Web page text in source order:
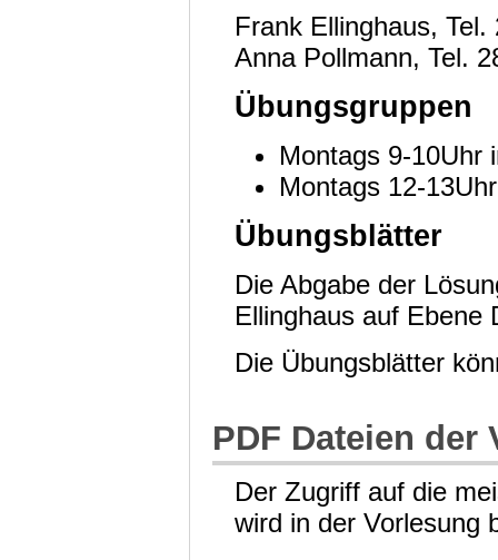
Frank Ellinghaus,
Anna Pollmann, Tel.
Übungsgruppen
Montags 9-10Uhr
Montags 12-
Übungsblätter
Die Abgabe der
Ellinghaus auf Ebene
Die Übungsblätter
PDF Dateien
Der Zugriff auf die
wird in der Vorlesung